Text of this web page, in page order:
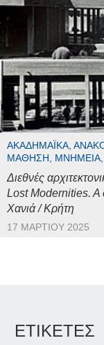
ΑΚΑΔΗΜΑΪΚΆ,
ΜΆΘΗΣΗ, ΜΝΗΜΕΊΑ,
Διεθνές
Lost Modernities.
Χανιά / Κρήτη
17 ΜΑΡΤΊΟΥ 2025
ΕΤΙΚΕΤΕΣ